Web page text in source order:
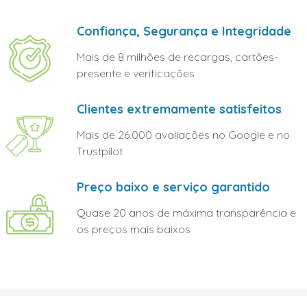
Confiança, Segurança e Integridade
Mais de 8 milhões de recargas, cartões-
presente e verificações
Clientes extremamente satisfeitos
Mais de 26.000 avaliações no Google e no
Trustpilot
Preço baixo e serviço garantido
Quase 20 anos de máxima transparência e
os preços mais baixos